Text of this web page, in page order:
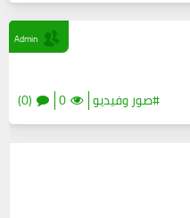
#صور وفيديو 0
(0)
Admin